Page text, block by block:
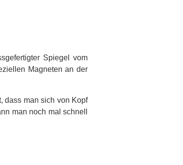
Spiegel vom
Magneten an der
dass man sich von Kopf
man noch mal schnell